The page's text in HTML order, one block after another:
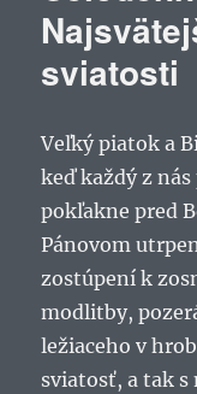
sviatosti
Veľký piatok a
keď každý z
pokľakne pred
Pánovom
zostúpení k
modlitby,
ležiaceho v
sviatosť, a tak s